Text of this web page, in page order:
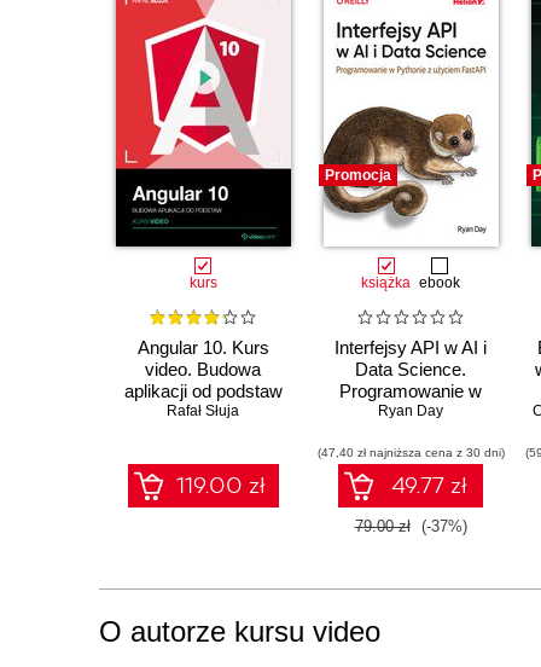
kurs
Angular 10. Kurs
video. Budowa
aplikacji od podstaw
Rafał Słuja
119.00 zł
Promocja
książka ebook
Interfejsy API w AI i
Data Science.
Programowanie w
Pythonie z użyciem
Ryan Day
(47,40 zł najniższa cena z 30 dni)
49.77 zł
79.00 zł (-37%)
O autorze kursu video